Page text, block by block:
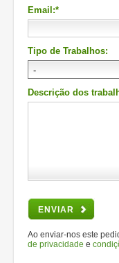
Email:*
Tipo de Trabalhos:
Descrição dos
ENVIAR
Ao enviar-nos este
de privacidade e